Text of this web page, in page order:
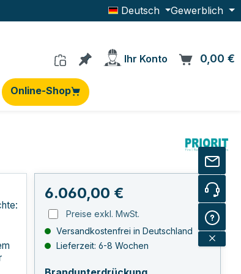
Deutsch Gewerblich
Du hast 0 Produkte auf dem
Ihr Konto 0,00 €
Online-Shop
Regulärer Preis:
6.060,00 €
Preise exkl. MwSt.
Versandkostenfrei in Deutschland
Lieferzeit: 6-8 Wochen
auswählen